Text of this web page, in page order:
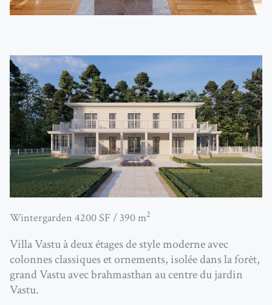
Wintergarden 4200 SF / 390 m2
Villa Vastu à deux étages de style moderne avec
colonnes classiques et ornements, isolée dans la forêt,
grand Vastu avec brahmasthan au centre du jardin
Vastu.